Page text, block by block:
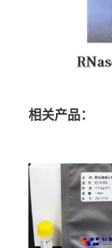
相关产品：